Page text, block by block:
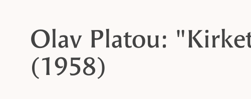
Olav Platou:
(1958)